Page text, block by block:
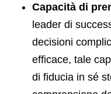
Capacità di
leader di
decisioni
efficace, tale
di fiducia in sé